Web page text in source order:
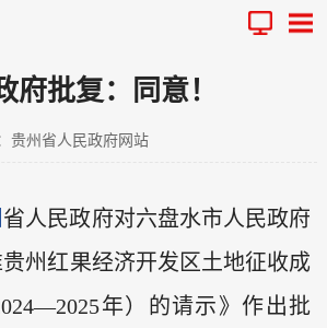
府批复：同意！
贵州省人民政府网站
省人民政府对六盘水市人民政府
贵州红果经济开发区土地征收成
年）的请示》作出批